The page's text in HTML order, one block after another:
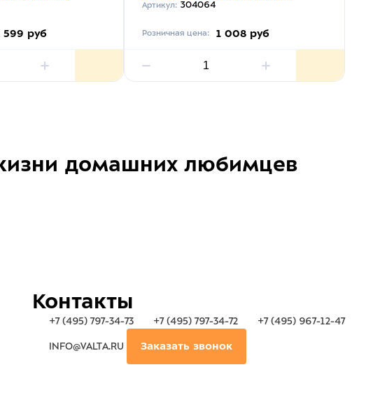
599 руб
Артикул: 304064
Розничная цена: 1 008 руб
домашних любимцев
Контакты
+7 (495) 797-34-73 +7 (495) 797-34-72 +7 (495) 967-12-47
INFO@VALTA.RU Заказать звонок